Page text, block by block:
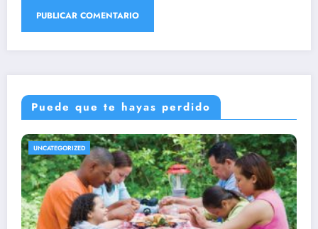
Puede que te hayas perdido
UNCATEGORIZED